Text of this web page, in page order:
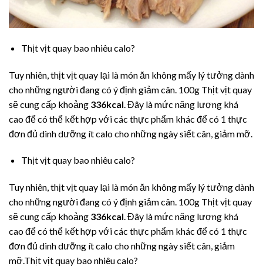
Thịt vịt quay bao nhiêu calo?
Tuy nhiên, thịt vịt quay lại là món ăn không mấy lý tưởng dành
cho những người đang có ý định giảm cân. 100g Thịt vịt quay
sẽ cung cấp khoảng 336kcal . Đây là mức năng lượng khá
cao để có thể kết hợp với các thực phẩm khác để có 1 thực
đơn đủ dinh dưỡng ít calo cho những ngày siết cân, giảm mỡ.
Thịt vịt quay bao nhiêu calo?
Tuy nhiên, thịt vịt quay lại là món ăn không mấy lý tưởng dành
cho những người đang có ý định giảm cân. 100g Thịt vịt quay
sẽ cung cấp khoảng 336kcal. Đây là mức năng lượng khá
cao để có thể kết hợp với các thực phẩm khác để có 1 thực
đơn đủ dinh dưỡng ít calo cho những ngày siết cân, giảm
mỡ.Thịt vịt quay bao nhiêu calo?